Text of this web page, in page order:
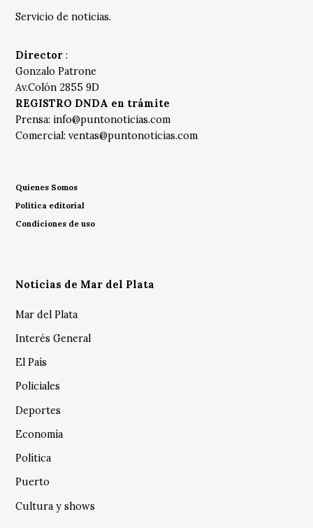
Servicio de noticias.
Director :
Gonzalo Patrone
Av.Colón 2855 9D
REGISTRO DNDA en trámite
Prensa: info@puntonoticias.com
Comercial:ventas@puntonoticias.com
Quienes Somos
Política editorial
Condiciones de uso
Noticias de Mar del Plata
Mar del Plata
Interés General
El País
Policiales
Deportes
Economía
Política
Puerto
Cultura y shows